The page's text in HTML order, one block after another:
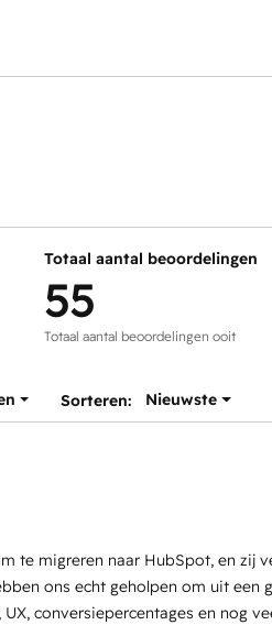
Totaal aantal beoordelingen
55
Totaal aantal beoordelingen ooit
Sorteren: Nieuwste
te migreren naar HubSpot, en zij
ons echt geholpen om uit een
conversiepercentages en nog